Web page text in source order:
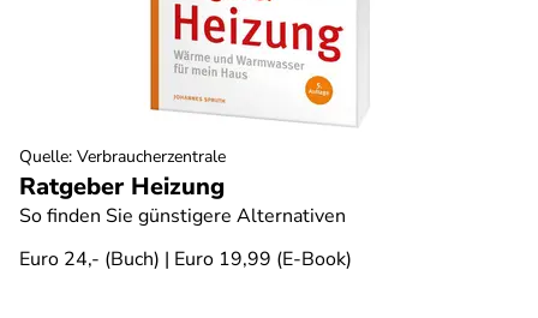
Ratgeber Heizung
So finden Sie günstigere Alternativen
Euro 24,- (Buch) | Euro 19,99 (E-Book)
Quelle: Verbraucherzentrale